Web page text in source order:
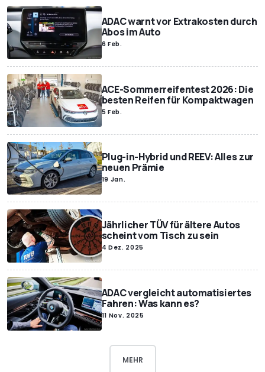
ADAC warnt vor Extrakosten durch
Abos im Auto
6 Feb.
ACE-Sommerreifentest 2026: Die
besten Reifen für Kompaktwagen
5 Feb.
Plug-in-Hybrid und REEV: Alles zur
neuen Prämie
19 Jan.
Jährlicher TÜV für ältere Autos
scheint vom Tisch zu sein
4 Dez. 2025
ADAC vergleicht automatisiertes
Fahren: Was kann es?
11 Nov. 2025
MEHR